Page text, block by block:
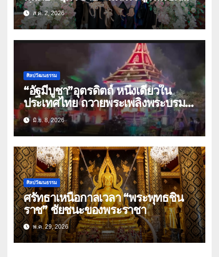
ต์”ศิลปินแห่งชาติ(คลิป)
ส.ค. 2, 2026
ศิลปวัฒนธรรม
“อัฐมีบูชา”อุตรดิตถ์ หนึ่งเดียวใน
ประเทศไทย ถวายพระเพลิงพระบรม
ศพ”พระสัมมาสัมพุทธเจ้า”
มิ.ย. 8, 2026
ศิลปวัฒนธรรม
ศรัทธาเหนือกาลเวลา “พระพุทธชิน
ราช” ชัยชนะของพระราชา
พ.ค. 29, 2026